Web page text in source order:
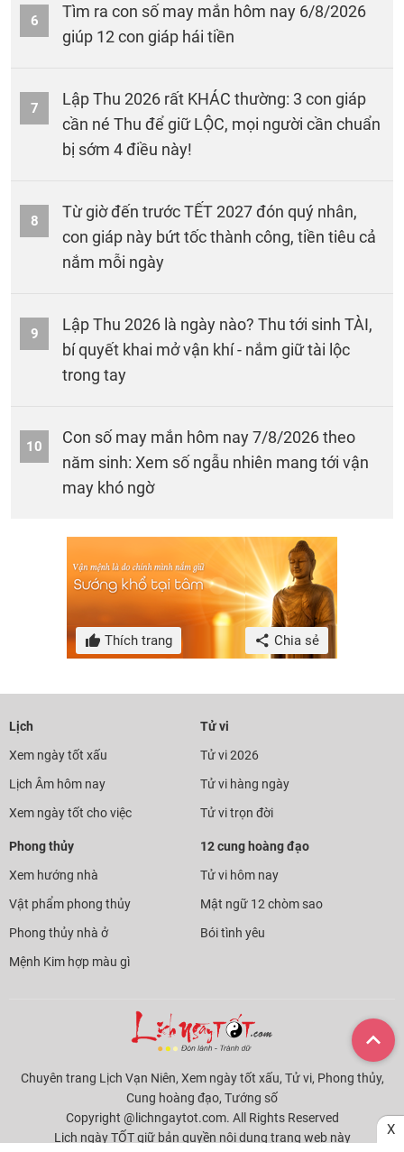
6
Tìm ra con số may mắn hôm nay 6/8/2026
giúp 12 con giáp hái tiền
7
Lập Thu 2026 rất KHÁC thường: 3 con giáp
cần né Thu để giữ LỘC, mọi người cần chuẩn
bị sớm 4 điều này!
8
Từ giờ đến trước TẾT 2027 đón quý nhân,
con giáp này bứt tốc thành công, tiền tiêu cả
nắm mỗi ngày
9
Lập Thu 2026 là ngày nào? Thu tới sinh TÀI,
bí quyết khai mở vận khí - nắm giữ tài lộc
trong tay
10
Con số may mắn hôm nay 7/8/2026 theo
năm sinh: Xem số ngẫu nhiên mang tới vận
may khó ngờ
Thích trang Chia sẻ
Lịch
Xem ngày tốt xấu
Lịch Âm hôm nay
Xem ngày tốt cho việc
Tử vi
Tử vi 2026
Tử vi hàng ngày
Tử vi trọn đời
Phong thủy
Xem hướng nhà
Vật phẩm phong thủy
Phong thủy nhà ở
Mệnh Kim hợp màu gì
12 cung hoàng đạo
Tử vi hôm nay
Mật ngữ 12 chòm sao
Bói tình yêu
Chuyên trang Lịch Vạn Niên, Xem ngày tốt xấu, Tử vi, Phong thủy,
Cung hoàng đạo, Tướng số
Copyright @lichngaytot.com. All Rights Reserved
Lịch ngày TỐT giữ bản quyền nội dung trang web này
X